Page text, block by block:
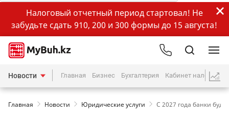
Налоговый отчетный период стартовал! Не
забудьте сдать 910, 200 и 300 формы до 15 августа!
Новости Главная Бизнес Бухгалтерия Кабинет
Главная Новости Юридические услуги С 2027 года банки